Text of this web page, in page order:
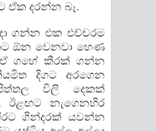
ඒක දරන්න බෑ.
ගන්න එක එච්චරම
ඕන වෙනවා හෙණ
ගහේ කීරක් ගන්න
දිගට අරගෙන
විලි දෙකක්
නැගෙනහිර
ගින්දරක් යවන්න